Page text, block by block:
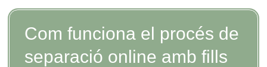
Com funciona el procés de
separació online amb fills